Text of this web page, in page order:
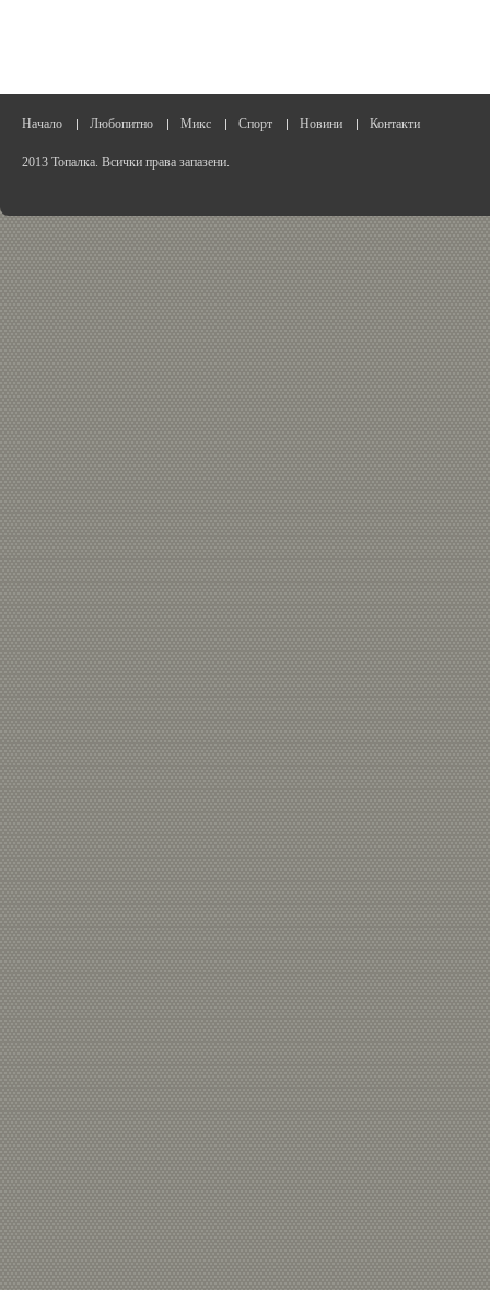
Начало Любопитно Микс Спорт Новини Контакти
2013 Топалка. Всички права запазени.